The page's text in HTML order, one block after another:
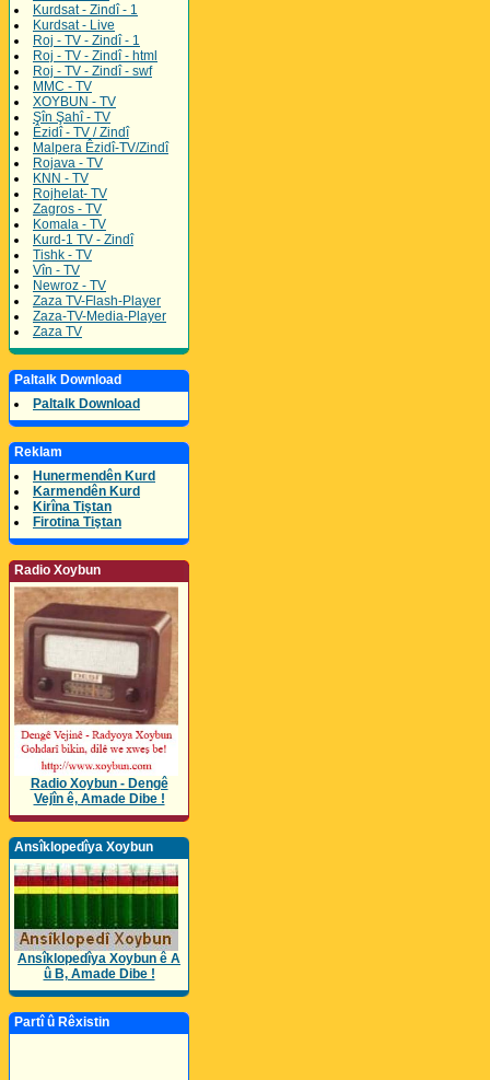
Kurdsat - Zindî - 1
Kurdsat - Live
Roj - TV - Zindî - 1
Roj - TV - Zindî - html
Roj - TV - Zindî - swf
MMC - TV
XOYBUN - TV
Şîn Şahî - TV
Êzidî - TV / Zindî
Malpera Êzidî-TV/Zindî
Rojava - TV
KNN - TV
Rojhelat- TV
Zagros - TV
Komala - TV
Kurd-1 TV - Zindî
Tishk - TV
Vîn - TV
Newroz - TV
Zaza TV-Flash-Player
Zaza-TV-Media-Player
Zaza TV
Paltalk Download
Paltalk Download
Reklam
Hunermendên Kurd
Karmendên Kurd
Kirîna Tiştan
Firotina Tiştan
Radio Xoybun
Radio Xoybun - Dengê
Vejîn ê, Amade Dibe !
Ansîklopedîya Xoybun
Ansîklopedîya Xoybun ê A
û B, Amade Dibe !
Partî û Rêxistin